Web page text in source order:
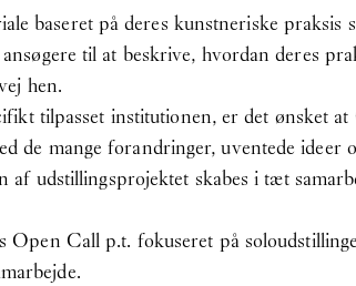
baseret på deres kunstneriske praksis
til at beskrive, hvordan deres
hen.
tilpasset institutionen, er det ønsket
de mange forandringer, uventede ideer
udstillingsprojektet skabes i tæt
Call p.t. fokuseret på